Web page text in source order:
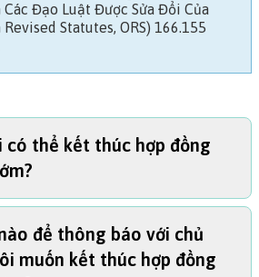
Các Đạo Luật Được Sửa Đổi Của
Statutes, ORS) 166.155
có thể kết thúc hợp đồng
đồng cho thuê của mình trong
để thông báo với chủ
muốn kết thúc hợp đồng